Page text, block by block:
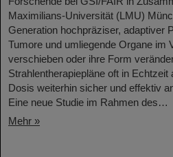
Maximilians-Universität (LMU)
Generation hochpräziser, adaptiver
Tumore und umliegende Organe im
verschieben oder ihre Form
Strahlentherapiepläne oft in
Dosis weiterhin sicher und effektiv
Eine neue Studie im Rahmen des…
Mehr »